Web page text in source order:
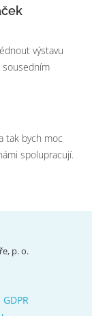
výstavu
sousedním
tak bych moc
spolupracují.
p. o.